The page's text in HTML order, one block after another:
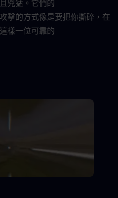
兇猛。它們的
擊的方式像是要把你撕碎，在
樣一位可靠的